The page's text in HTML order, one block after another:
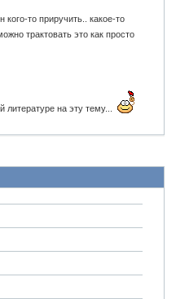
то приручить.. какое-то
трактовать это как просто
литературе на эту тему...